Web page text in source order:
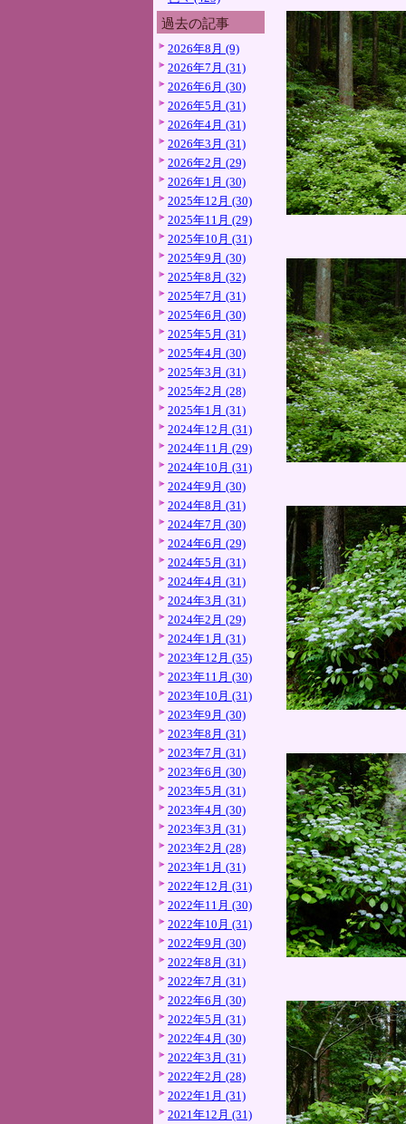
過去の記事
2026年8月 (9)
2026年7月 (31)
2026年6月 (30)
2026年5月 (31)
2026年4月 (31)
2026年3月 (31)
2026年2月 (29)
2026年1月 (30)
2025年12月 (30)
2025年11月 (29)
2025年10月 (31)
2025年9月 (30)
2025年8月 (32)
2025年7月 (31)
2025年6月 (30)
2025年5月 (31)
2025年4月 (30)
2025年3月 (31)
2025年2月 (28)
2025年1月 (31)
2024年12月 (31)
2024年11月 (29)
2024年10月 (31)
2024年9月 (30)
2024年8月 (31)
2024年7月 (30)
2024年6月 (29)
2024年5月 (31)
2024年4月 (31)
2024年3月 (31)
2024年2月 (29)
2024年1月 (31)
2023年12月 (35)
2023年11月 (30)
2023年10月 (31)
2023年9月 (30)
2023年8月 (31)
2023年7月 (31)
2023年6月 (30)
2023年5月 (31)
2023年4月 (30)
2023年3月 (31)
2023年2月 (28)
2023年1月 (31)
2022年12月 (31)
2022年11月 (30)
2022年10月 (31)
2022年9月 (30)
2022年8月 (31)
2022年7月 (31)
2022年6月 (30)
2022年5月 (31)
2022年4月 (30)
2022年3月 (31)
2022年2月 (28)
2022年1月 (31)
2021年12月 (31)